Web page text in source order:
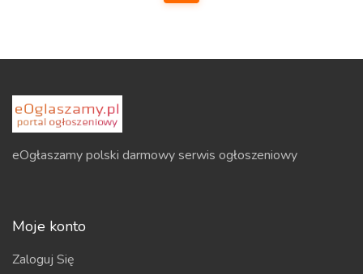
eOgłaszamy polski darmowy serwis ogłoszeniowy
Moje konto
Zaloguj Się